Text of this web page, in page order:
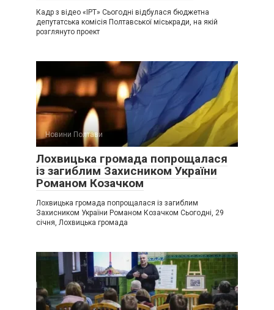
Кадр з відео «ІРТ» Сьогодні відбулася бюджетна
депутатська комісія Полтавської міськради, на якій
розглянуто проект
Новини Полтави
Лохвицька громада попрощалася
із загиблим Захисником України
Романом Козачком
Лохвицька громада попрощалася із загиблим
Захисником України Романом Козачком Сьогодні, 29
січня, Лохвицька громада